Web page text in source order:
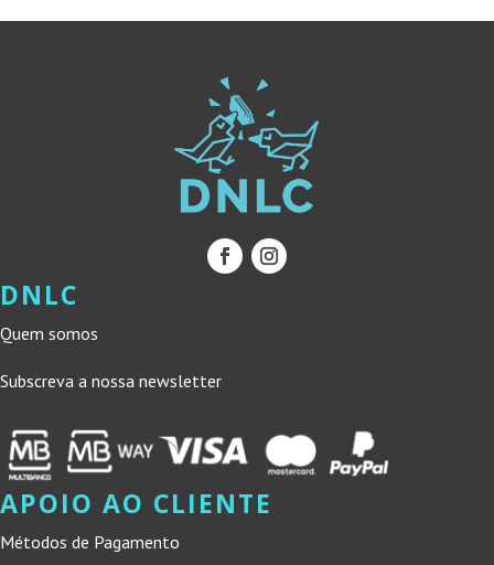
DNLC
Quem somos
Subscreva a nossa newsletter
APOIO AO CLIENTE
Métodos de Pagamento